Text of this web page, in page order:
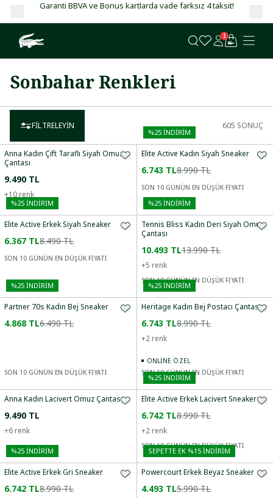
Garanti BBVA ve Bonus kartlarda vade farksız 4 taksit!
1
Sonbahar Renkleri
FILTRELEYIN 605 SONUÇ
Anna Kadın Çift Taraflı Siyah Omuz
Çantası
9.490 TL
+10 renk
%25İNDİRİM
Elite Active Kadın Siyah Sneaker
6.743 TL8.990 TL
SON 10 GÜNÜN EN DÜŞÜK FİYATI
%25 İNDİRİM
Elite Active Erkek Siyah Sneaker
6.367 TL8.490 TL
SON 10 GÜNÜN EN DÜŞÜK FİYATI
%25İNDİRİM
Tennis Bliss Kadın Deri Siyah Omuz
Çantası
10.493 TL13.990 TL
+5 renk
SON 10 GÜNÜN EN DÜŞÜK FİYATI
%25 İNDİRİM
Partner 70s Kadın Bej Sneaker
4.868 TL6.490 TL
SON 10 GÜNÜN EN DÜŞÜK FİYATI
%25İNDİRİM
Heritage Kadın Bej Postacı Çantası
6.743 TL8.990 TL
+2 renk
ONLINE ÖZEL
SON 10 GÜNÜN EN DÜŞÜK FİYATI
Anna Kadın Lacivert Omuz Çantası
9.490 TL
+6 renk
%25İNDİRİM
Elite Active Erkek Lacivert Sneaker
6.742 TL8.990 TL
+2 renk
SON 10 GÜNÜN EN DÜŞÜK FİYATI
%25 İNDİRİM
Elite Active Erkek Gri Sneaker
6.742 TL8.990 TL
SEPETTE EK %15 İNDIRIM
Powercourt Erkek Beyaz Sneaker
4.493 TL5.990 TL